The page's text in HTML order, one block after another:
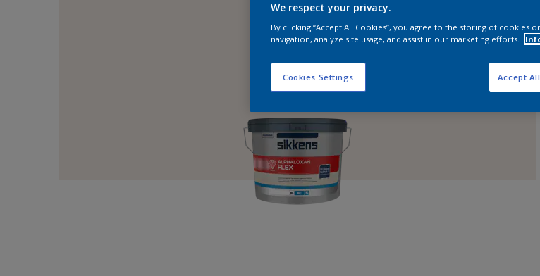
We respect your privacy.
By clicking “Accept All Cookies”, you agree to the storing of cookies
navigation, analyze site usage, and assist in our marketing efforts.
Cookies Settings Accept